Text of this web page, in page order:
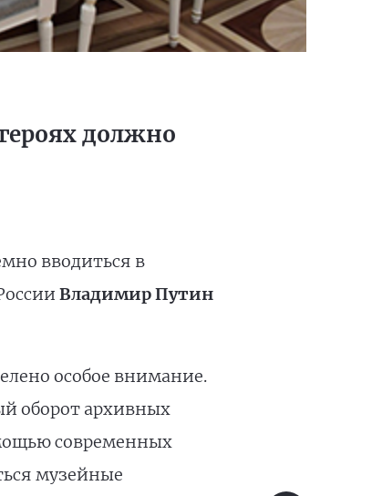
должно
вводиться в
Владимир Путин
особое внимание.
оборот архивных
современных
музейные